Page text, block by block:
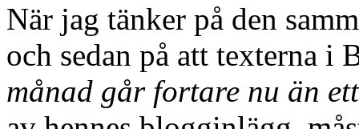
När jag tänker på den
och sedan på att texterna
månad går fortare nu än